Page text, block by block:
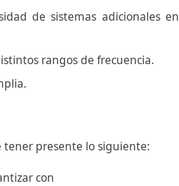
de sistemas adicionales en
rangos de frecuencia.
tener presente lo siguiente:
con